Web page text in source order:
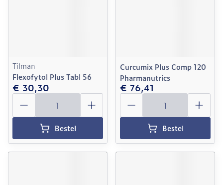
Tilman
Flexofytol Plus Tabl 56
€ 30,30
Aantal
Bestel
Curcumix Plus Comp 120
Pharmanutrics
€ 76,41
Aantal
Bestel